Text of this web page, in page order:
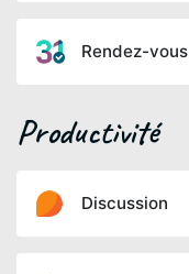
Rendez-vous
Productivité
Discussion